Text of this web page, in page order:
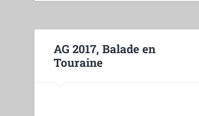
AG 2017, Balade en
Touraine